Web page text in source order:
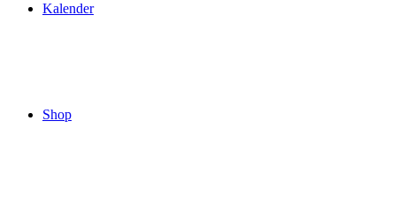
Kalender
Shop